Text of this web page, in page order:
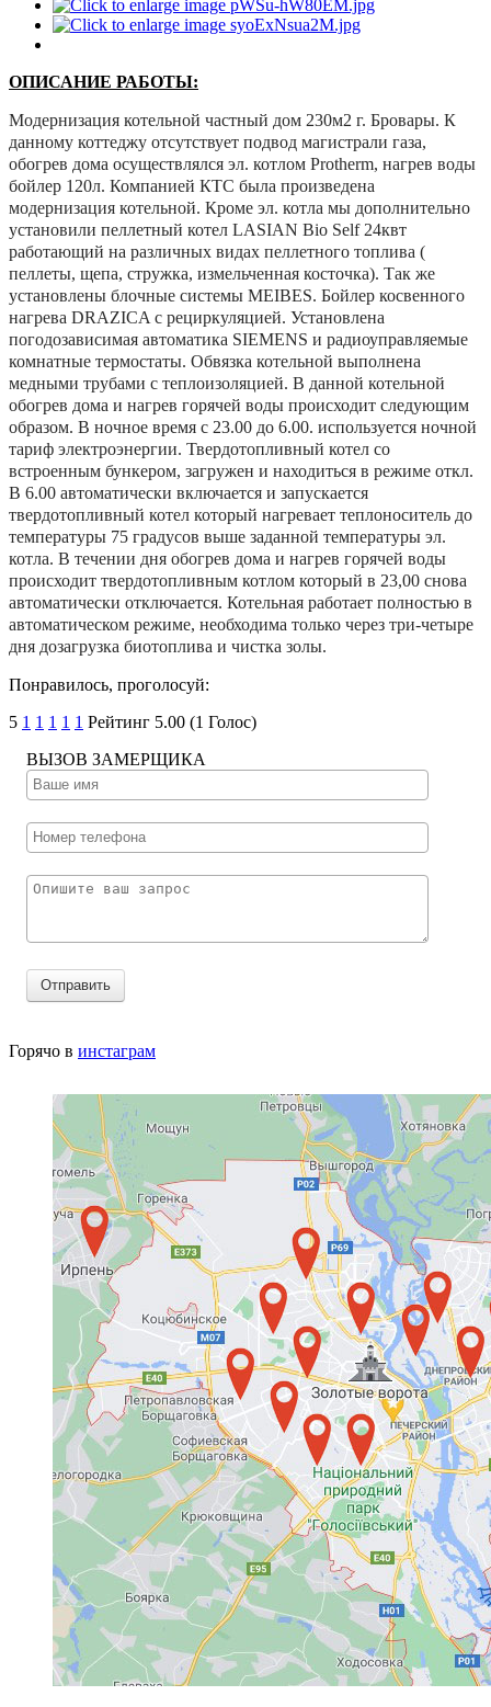
ОПИСАНИЕ РАБОТЫ:
Модернизация котельной частный дом 230м2 г. Бровары. К
данному коттеджу отсутствует подвод магистрали газа,
обогрев дома осуществлялся эл. котлом Protherm, нагрев воды
бойлер 120л. Компанией КТС была произведена
модернизация котельной. Кроме эл. котла мы дополнительно
установили пеллетный котел LASIAN Bio Self 24квт
работающий на различных видах пеллетного топлива (
пеллеты, щепа, стружка, измельченная косточка). Так же
установлены блочные системы MEIBES. Бойлер косвенного
нагрева DRAZICA c рециркуляцией. Установлена
погодозависимая автоматика SIEMENS и радиоуправляемые
комнатные термостаты. Обвязка котельной выполнена
медными трубами с теплоизоляцией. В данной котельной
обогрев дома и нагрев горячей воды происходит следующим
образом. В ночное время с 23.00 до 6.00. используется ночной
тариф электроэнергии. Твердотопливный котел со
встроенным бункером, загружен и находиться в режиме откл.
В 6.00 автоматически включается и запускается
твердотопливный котел который нагревает теплоноситель до
температуры 75 градусов выше заданной температуры эл.
котла. В течении дня обогрев дома и нагрев горячей воды
происходит твердотопливным котлом который в 23,00 снова
автоматически отключается. Котельная работает полностью в
автоматическом режиме, необходима только через три-четыре
дня дозагрузка биотоплива и чистка золы.
Понравилось, проголосуй:
5 1 1 1 1 1 Рейтинг 5.00 (1 Голос)
­ВЫЗОВ ЗАМЕРЩИКА
Отправить
Горячо в инстаграм